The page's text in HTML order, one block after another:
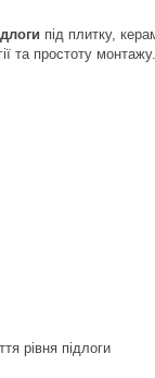
під плитку,
та простоту монтажу.
рівня підлоги